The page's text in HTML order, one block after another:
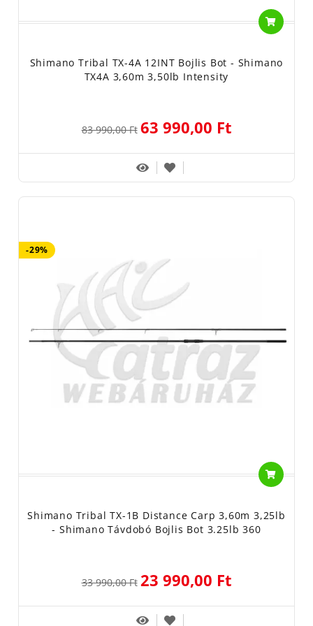
Shimano Tribal TX-4A 12INT Bojlis Bot - Shimano
TX4A 3,60m 3,50lb Intensity
83 990,00 Ft 63 990,00 Ft
-29%
Shimano Tribal TX-1B Distance Carp 3,60m 3,25lb
- Shimano Távdobó Bojlis Bot 3.25lb 360
33 990,00 Ft 23 990,00 Ft